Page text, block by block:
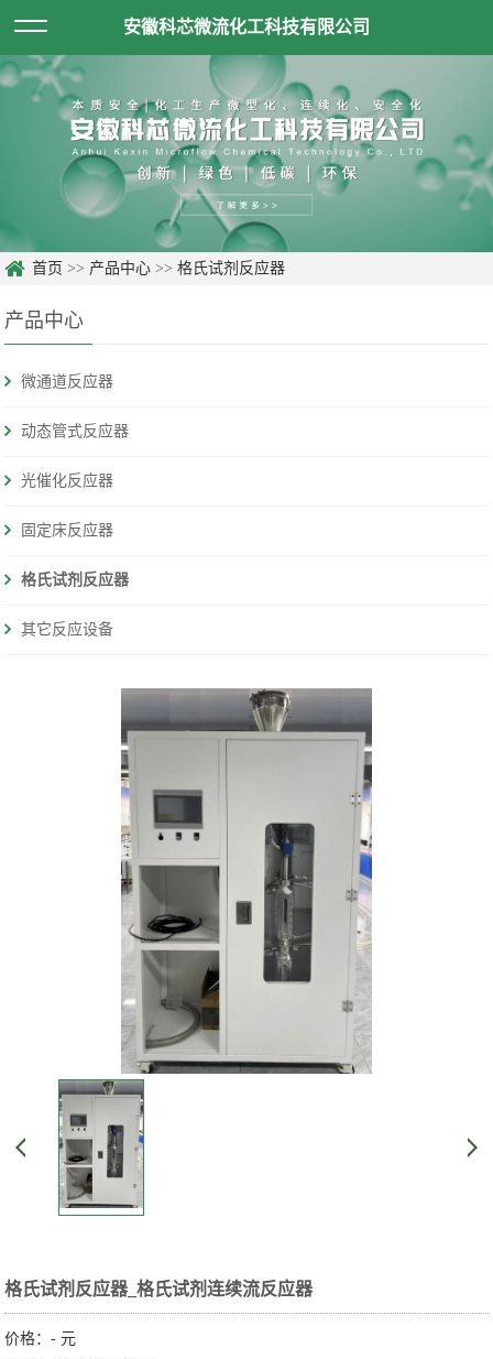
安徽科芯微流化工科技有限公司
首页 >> 产品中心 >>格氏试剂反应器
产品中心
微通道反应器
动态管式反应器
光催化反应器
固定床反应器
格氏试剂反应器
其它反应设备
格氏试剂反应器_格氏试剂连续流反应器
价格：- 元